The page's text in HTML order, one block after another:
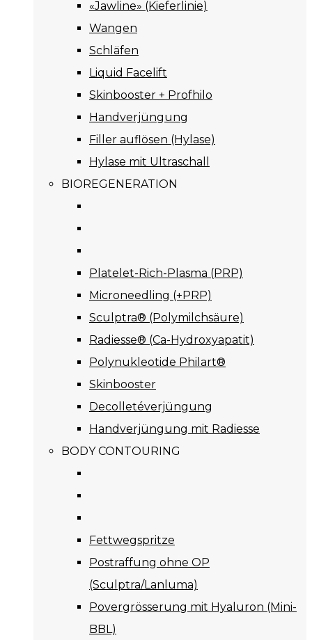
«Jawline» (Kieferlinie)
Wangen
Schläfen
Liquid Facelift
Skinbooster + Profhilo
Handverjüngung
Filler auflösen (Hylase)
Hylase mit Ultraschall
BIOREGENERATION
Platelet-Rich-Plasma (PRP)
Microneedling (+PRP)
Sculptra® (Polymilchsäure)
Radiesse® (Ca-Hydroxyapatit)
Polynukleotide Philart®
Skinbooster
Decolletéverjüngung
Handverjüngung mit Radiesse
BODY CONTOURING
Fettwegspritze
Postraffung ohne OP
(Sculptra/Lanluma)
Povergrösserung mit Hyaluron (Mini-
BBL)